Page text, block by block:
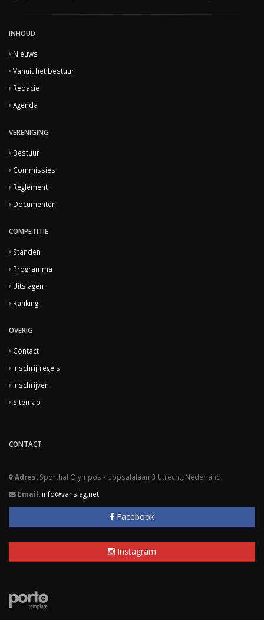
INHOUD
Nieuws
Vanuit het bestuur
Redacie
Agenda
VERENIGING
Bestuur
Commissies
Reglement
Documenten
COMPETITIE
Standen
Programma
Uitslagen
Ranking
OVERIG
Contact
Inschrijfregels
Inschrijven
Sitemap
CONTACT
Adres: Sporthal Olympos - Uppsalalaan 3 Utrecht, Nederland
Email: info@vanslag.net
Facebook
Instagram